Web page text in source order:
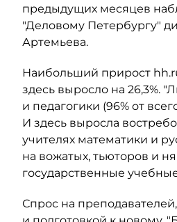
предыдущих месяцев
"Деловому Петербургу"
Артемьева.
Наибольший прирост
здесь выросло на 26,3%.
и педагогики (96% от
И здесь выросла
учителях математики и
на вожатых, тьюторов и
государственные
Спрос на